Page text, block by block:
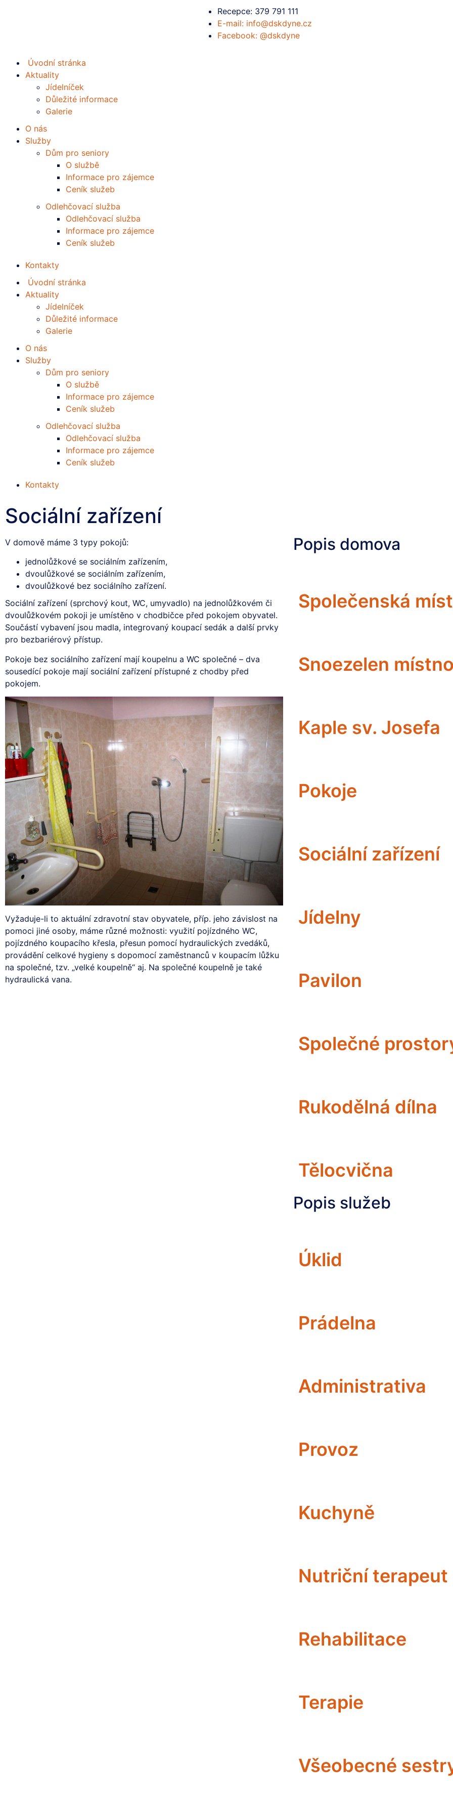
Recepce:379 791 111
E-mail:info@dskdyne.cz
Facebook:@dskdyne
Úvodní stránka
Aktuality
Jídelníček
Důležité informace
Galerie
O nás
Služby
Dům pro seniory
O službě
Informace pro zájemce
Ceník služeb
Odlehčovací služba
Odlehčovací služba
Informace pro zájemce
Ceník služeb
Kontakty
Úvodní stránka
Aktuality
Jídelníček
Důležité informace
Galerie
O nás
Služby
Dům pro seniory
O službě
Informace pro zájemce
Ceník služeb
Odlehčovací služba
Odlehčovací služba
Informace pro zájemce
Ceník služeb
Kontakty
Sociální zařízení
V domově máme 3 typy pokojů:
jednolůžkové se sociálním zařízením,
dvoulůžkové se sociálním zařízením,
dvoulůžkové bez sociálního zařízení.
Sociální zařízení (sprchový kout, WC, umyvadlo) na jednolůžkovém či
dvoulůžkovém pokoji je umístěno v chodbičce před pokojem obyvatel.
Součástí vybavení jsou madla, integrovaný koupací sedák a další prvky
pro bezbariérový přístup.
Pokoje bez sociálního zařízení mají koupelnu a WC společné – dva
sousedící pokoje mají sociální zařízení přístupné z chodby před
pokojem.
Vyžaduje-li to aktuální zdravotní stav obyvatele, příp. jeho závislost na
pomoci jiné osoby, máme různé možnosti: využití pojízdného WC,
pojízdného koupacího křesla, přesun pomocí hydraulických zvedáků,
provádění celkové hygieny s dopomocí zaměstnanců v koupacím lůžku
na společné, tzv. „velké koupelně“ aj. Na společné koupelně je také
hydraulická vana.
Popis domova
Společenská
Snoezelen
Kaple sv. Josefa
Pokoje
Sociální zařízení
Jídelny
Pavilon
Společné
Rukodělná dílna
Tělocvična
Popis služeb
Úklid
Prádelna
Administrativa
Provoz
Kuchyně
Nutriční terapeut
Rehabilitace
Terapie
Všeobecné